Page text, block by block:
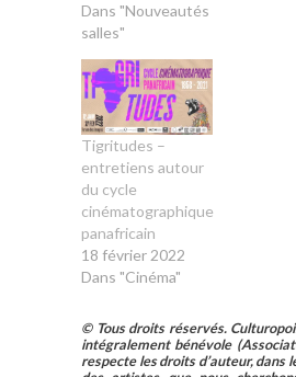
Dans "Nouveautés
salles"
Tigritudes –
entretiens autour
du cycle
cinématographique
panafricain
18 février 2022
Dans "Cinéma"
© Tous droits réservés.
intégralement bénévole
respecte les droits d’auteur, dans